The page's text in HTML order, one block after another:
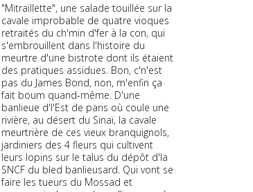
"Mitraillette", une salade touillée sur la
cavale improbable de quatre vioques
retraités du ch'min d'fer à la con, qui
s'embrouillent dans l'histoire du
meurtre d'une bistrote dont ils étaient
des pratiques assidues. Bon, c'n'est
pas du James Bond, non, m'enfin ça
fait boum quand-même. D'une
banlieue d'l'Est de paris où coule une
rivière, au désert du Sinaï, la cavale
meurtrière de ces vieux branquignols,
jardiniers des 4 fleurs qui cultivent
leurs lopins sur le talus du dépôt d'la
SNCF du bled banlieusard. Qui vont se
faire les tueurs du Mossad et